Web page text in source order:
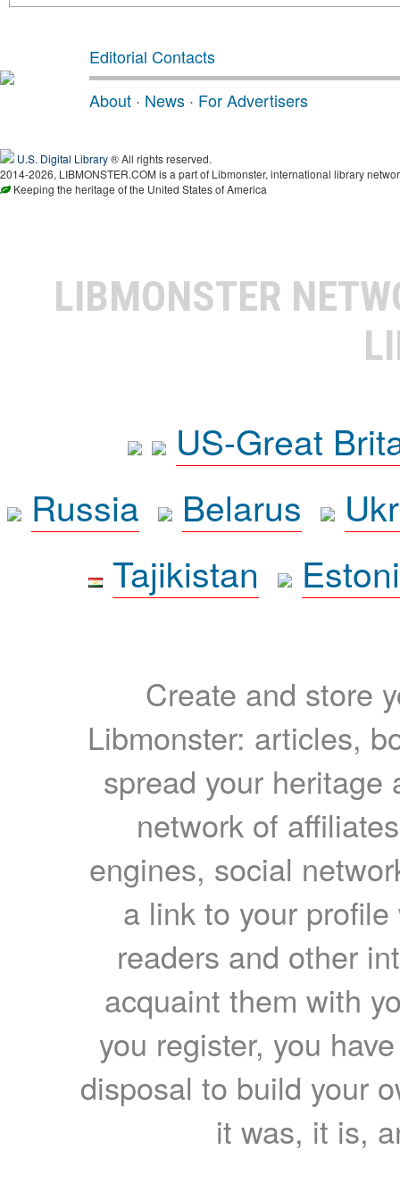
Editorial Contacts
About · News · For Advertisers
U.S. Digital Library® All rights reserved.
2014-2026, LIBMONSTER.COM is a part of Libmonster, international library
Keeping the heritage of the United States of America
LIBMONSTER
US-Great
Russia
Belarus
Tajikistan
Create and store
Libmonster: articles,
spread your heritage
network of
engines, social
a link to your
readers and other
acquaint them with
you register, you
disposal to build your
it was, it is,